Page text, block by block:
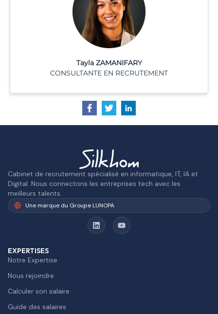
Tayla ZAMANIFARY
CONSULTANTE EN RECRUTEMENT
Cabinet de recrutement spécialisé en informatique, IT, IA et
Digital. Nous connectons les entreprises tech avec les
meilleurs talents.
Une marque du Groupe LUNOPA
EXPERTISES
Notre Expertise
Nous rejoindre
Calculer son salaire
Guide des salaires